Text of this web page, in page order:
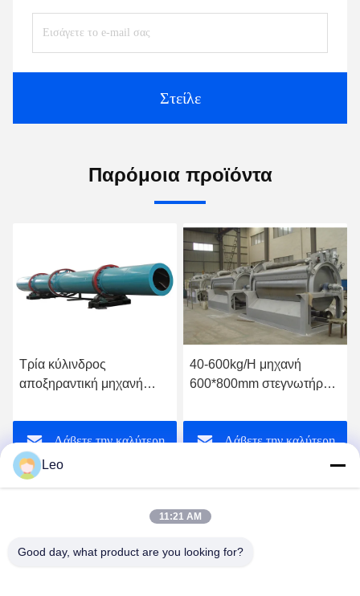
Στείλε
Παρόμοια προϊόντα
Τρία κύλινδρος
αποξηραντική μηχανή
10Tons/ώρας μεγάλη
Λάβετε την καλύτερη
40-600kg/H μηχανή
600*800mm στεγνωτήρων
τυμπάνων αποξηραντική
μηχανή κυλίνδρων
Λάβετε την καλύτερη
Jiangsu Shengman Drying Equipment
Leo
11:21 AM
Good day, what product are you looking for?